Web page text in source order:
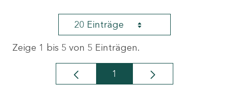
20 Einträge
Zeige 1 bis 5 von 5 Einträgen.
Seite
1